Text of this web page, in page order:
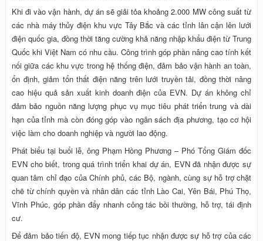
Khi đi vào vận hành, dự án sẽ giải tỏa khoảng 2.000 MW công suất từ
các nhà máy thủy điện khu vực Tây Bắc và các tỉnh lân cận lên lưới
điện quốc gia, đồng thời tăng cường khả năng nhập khẩu điện từ Trung
Quốc khi Việt Nam có nhu cầu. Công trình góp phần nâng cao tính kết
nối giữa các khu vực trong hệ thống điện, đảm bảo vận hành an toàn,
ổn định, giảm tổn thất điện năng trên lưới truyền tải, đồng thời nâng
cao hiệu quả sản xuất kinh doanh điện của EVN. Dự án không chỉ
đảm bảo nguồn năng lượng phục vụ mục tiêu phát triển trung và dài
hạn của tỉnh mà còn đóng góp vào ngân sách địa phương, tạo cơ hội
việc làm cho doanh nghiệp và người lao động.
Phát biểu tại buổi lễ, ông Phạm Hồng Phương – Phó Tổng Giám đốc
EVN cho biết, trong quá trình triển khai dự án, EVN đã nhận được sự
quan tâm chỉ đạo của Chính phủ, các Bộ, ngành, cùng sự hỗ trợ chặt
chẽ từ chính quyền và nhân dân các tỉnh Lào Cai, Yên Bái, Phú Thọ,
Vĩnh Phúc, góp phần đẩy nhanh công tác bồi thường, hỗ trợ, tái định
cư.
Để đảm bảo tiến độ, EVN mong tiếp tục nhận được sự hỗ trợ của các